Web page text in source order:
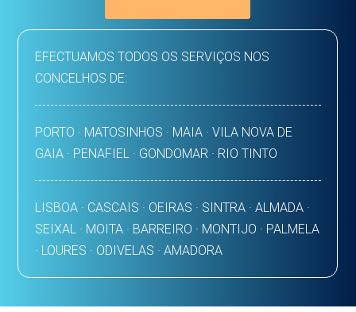
EFECTUAMOS TODOS OS SERVIÇOS NOS
CONCELHOS DE:
PORTO · MATOSINHOS · MAIA · VILA NOVA DE
GAIA · PENAFIEL · GONDOMAR · RIO TINTO
LISBOA · CASCAIS · OEIRAS · SINTRA · ALMADA ·
SEIXAL · MOITA · BARREIRO · MONTIJO · PALMELA
· LOURES · ODIVELAS · AMADORA